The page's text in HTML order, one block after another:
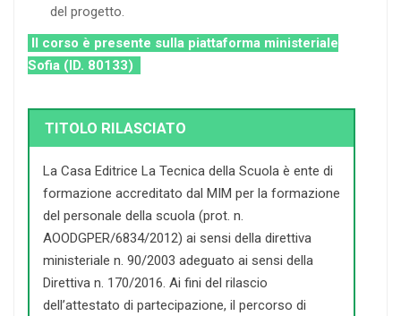
del progetto.
Il corso è presente sulla piattaforma ministeriale
Sofia (ID. 80133)
TITOLO RILASCIATO
La Casa Editrice La Tecnica della Scuola è ente di
formazione accreditato dal MIM per la formazione
del personale della scuola (prot. n.
AOODGPER/6834/2012) ai sensi della direttiva
ministeriale n. 90/2003 adeguato ai sensi della
Direttiva n. 170/2016. Ai fini del rilascio
dell’attestato di partecipazione, il percorso di